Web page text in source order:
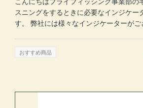
こんにちはフライフィッシング事業部の
スニングをするときに必要なインジケー
す。 弊社には様々なインジケーターが
おすすめ商品